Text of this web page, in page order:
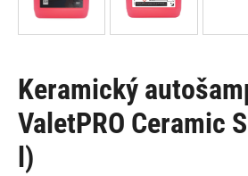
Keramický
ValetPRO Ceramic
l)